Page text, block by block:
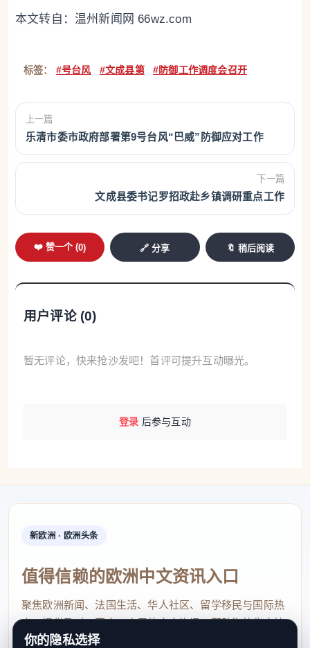
本文转自： 温州新闻网 66wz.com
标签： #号台风 #文成县第 #防御工作调度会召开
上一篇
乐清市委市政府部署第9号台风“巴威”防御应对工作
下一篇
文成县委书记罗招政赴乡镇调研重点工作
❤️ 赞一个 (0) 🔗 分享 🔖 稍后阅读
用户评论 (0)
暂无评论，快来抢沙发吧！首评可提升互动曝光。
登录 后参与互动
新欧洲 · 欧洲头条
值得信赖的欧洲中文资讯入口
聚焦欧洲新闻、法国生活、华人社区、留学移民与国际热
点，提供及时、真实、实用的中文资讯，帮助海外华人快
速了解欧洲动态。
你的隐私选择